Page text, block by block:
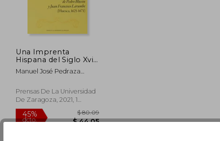
Una Imprenta
Hispana del Siglo Xvii:
El Libro de Cuentas
de Pedro Blusón y
Larumbe (Huesca,
1625-1671): 169
Manuel José Pedraza
Prensas De La Universidad
De Zaragoza, 2021, 1
Edición, Tapa Blanda,
Nuevo